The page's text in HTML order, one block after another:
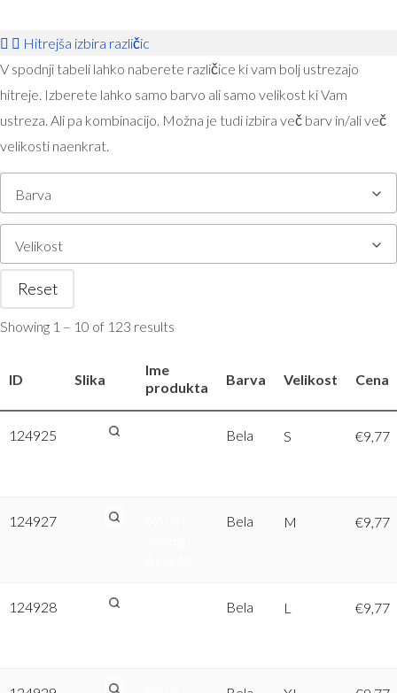
Hitrejša izbira različic
V spodnji tabeli lahko naberete različice ki vam bolj ustrezajo
hitreje. Izberete lahko samo barvo ali samo velikost ki Vam
ustreza. Ali pa kombinacijo. Možna je tudi izbira več barv in/ali več
velikosti naenkrat.
Barva
Velikost
Reset
Showing 1 – 10 of 123 results
ID Slika
Ime
produkta
Barva Velikost Cena
124925 Bela S €9,77
124927 Bela M €9,77
124928 Bela L €9,77